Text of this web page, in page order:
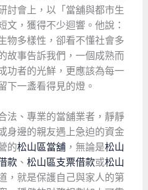
討會上，以「當舖與都市生
文，獲得不少迴響。他說：
物多樣性，卻看不懂社會多
故事告訴我們，一個成熟而
功者的光鮮，更應該為每一
下一盞看得見的燈。
法、專業的當舖業者，靜靜
身邊的親友遇上急迫的資金
的松山區當舖，無論是松山
款、 松山區支票借款或松山
，就是保護自己與家人的第